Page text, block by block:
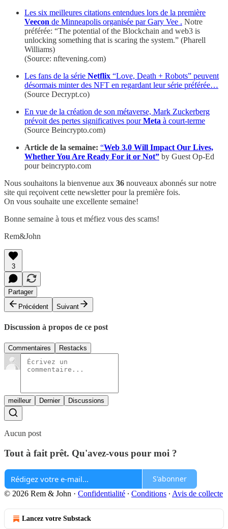
Les six meilleures citations entendues lors de la première
Veecon de Minneapolis organisée par Gary Vee . Notre
préférée: “The potential of the Blockchain and web3 is
unlocking something that is scaring the system.” (Pharell
Williams)
(Source: nftevening.com)
Les fans de la série Netflix “Love, Death + Robots” peuvent
désormais minter des NFT en regardant leur série préférée…
(Source Decrypt.co)
En vue de la création de son métaverse, Mark Zuckerberg
prévoit des pertes significatives pourMeta à court-terme
(Source Beincrypto.com)
Article de la semaine: “Web 3.0 Will Impact Our Lives,
Whether You Are Ready For it or Not” by Guest Op-Ed
pour beincrypto.com
Nous souhaitons la bienvenue aux 36 nouveaux abonnés sur notre
site qui reçoivent cette newsletter pour la première fois.
On vous souhaite une excellente semaine!
Bonne semaine à tous et méfiez vous des scams!
Rem&John
3
Partager
Précédent
Suivant
Discussion à propos de ce post
Commentaires Restacks
meilleur Dernier Discussions
Aucun post
Tout à fait prêt. Qu'avez-vous pour moi ?
S'abonner
© 2026 Rem & John · Confidentialité ∙ Conditions ∙ Avis de collecte
Lancez votre Substack